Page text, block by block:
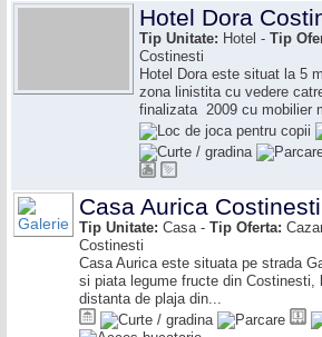
Hotel Dora
Tip Unitate: Hotel - Tip
Costinesti
Hotel Dora este situat la 5
zona linistita cu vedere
finalizata 2009 cu mobilier
Casa Aurica Costinesti
Tip Unitate: Casa - Tip Oferta:
Costinesti
Casa Aurica este situata pe strada
si piata legume fructe din Costinesti,
distanta de plaja din...